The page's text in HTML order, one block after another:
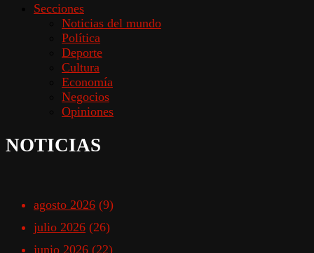
Secciones
Noticias del mundo
Política
Deporte
Cultura
Economía
Negocios
Opiniones
NOTICIAS
agosto 2026 (9)
julio 2026 (26)
junio 2026 (22)